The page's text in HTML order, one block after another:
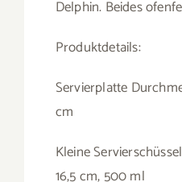
Delphin. Beides
Produktdetails:
Servierplatte
cm
Kleine
16,5 cm, 500 ml